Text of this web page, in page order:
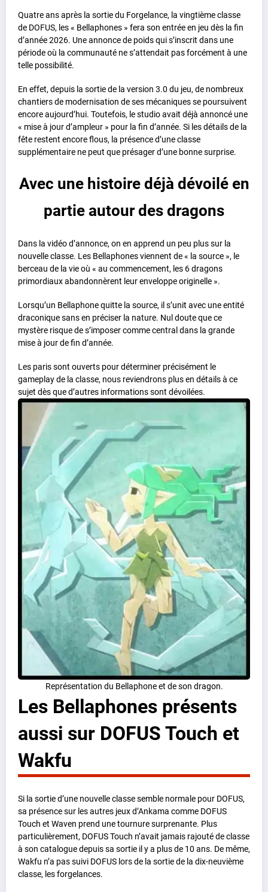
Quatre ans après la sortie du Forgelance, la vingtième classe
de DOFUS, les « Bellaphones » fera son entrée en jeu dès la fin
d’année 2026. Une annonce de poids qui s’inscrit dans une
période où la communauté ne s’attendait pas forcément à une
telle possibilité.
En effet, depuis la sortie de la version 3.0 du jeu, de nombreux
chantiers de modernisation de ses mécaniques se poursuivent
encore aujourd’hui. Toutefois, le studio avait déjà annoncé une
« mise à jour d’ampleur » pour la fin d’année. Si les détails de la
fête restent encore flous, la présence d’une classe
supplémentaire ne peut que présager d’une bonne surprise.
Avec une histoire déjà dévoilé en
partie autour des dragons
Dans la vidéo d’annonce, on en apprend un peu plus sur la
nouvelle classe. Les Bellaphones viennent de « la source », le
berceau de la vie où « au commencement, les 6 dragons
primordiaux abandonnèrent leur enveloppe originelle ».
Lorsqu’un Bellaphone quitte la source, il s’unit avec une entité
draconique sans en préciser la nature. Nul doute que ce
mystère risque de s’imposer comme central dans la grande
mise à jour de fin d’année.
Les paris sont ouverts pour déterminer précisément le
gameplay de la classe, nous reviendrons plus en détails à ce
sujet dès que d’autres informations sont dévoilées.
Représentation du Bellaphone et de son dragon.
Les Bellaphones présents
aussi sur DOFUS Touch et
Wakfu
Si la sortie d’une nouvelle classe semble normale pour DOFUS,
sa présence sur les autres jeux d’Ankama comme DOFUS
Touch et Waven prend une tournure surprenante. Plus
particulièrement, DOFUS Touch n’avait jamais rajouté de classe
à son catalogue depuis sa sortie il y a plus de 10 ans. De même,
Wakfu n’a pas suivi DOFUS lors de la sortie de la dix-neuvième
classe, les forgelances.